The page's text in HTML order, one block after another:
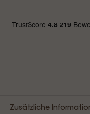
Zusätzliche